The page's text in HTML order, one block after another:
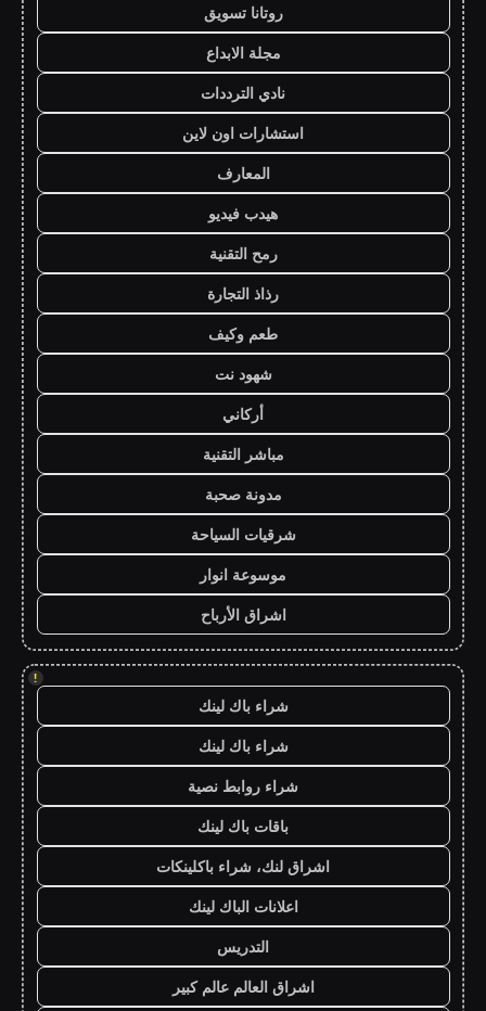
روتانا تسويق
مجلة الابداع
نادي الترددات
استشارات اون لاين
المعارف
هيدب فيديو
رمح التقنية
رذاذ التجارة
طعم وكيف
شهود نت
أركاني
مباشر التقنية
مدونة صحبة
شرقيات السياحة
موسوعة انوار
اشراق الأرباح
!
شراء باك لينك
شراء باك لينك
شراء روابط نصية
باقات باك لينك
اشراق لنك، شراء باكلينكات
اعلانات الباك لينك
التدريس
اشراق العالم عالم كبير